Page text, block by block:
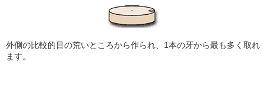
外側の比較的目の荒いところから作られ、1本の牙から最も多く取れ
ます。